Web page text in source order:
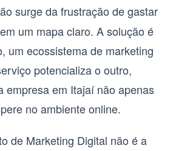
surge da frustração de gastar
um mapa claro. A solução é
um ecossistema de marketing
potencializa o outro,
empresa em Itajaí não apenas
no ambiente online.
de Marketing Digital não é a